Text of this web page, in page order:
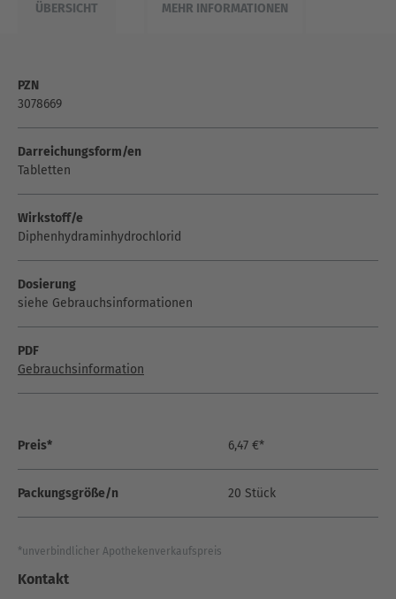
ÜBERSICHT MEHR INFORMATIONEN
PZN
3078669
Darreichungsform/en
Tabletten
Wirkstoff/e
Diphenhydraminhydrochlorid
Dosierung
siehe Gebrauchsinformationen
PDF
Gebrauchsinformation
Preis* 6,47 €*
Packungsgröße/n 20 Stück
*unverbindlicher Apothekenverkaufspreis
Kontakt